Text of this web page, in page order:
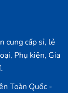
cung cấp sỉ, lẻ
Phụ kiện, Gia
Toàn Quốc -